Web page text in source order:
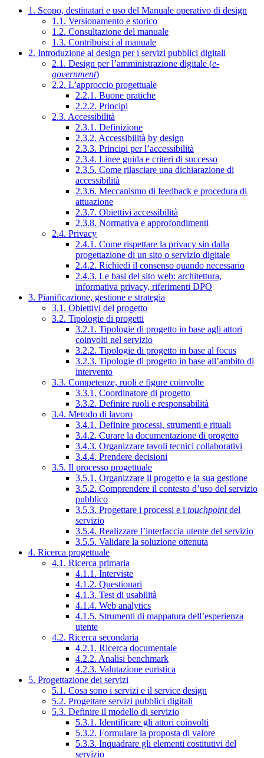
1. Scopo, destinatari e uso del Manuale operativo di design
1.1. Versionamento e storico
1.2. Consultazione del manuale
1.3. Contribuisci al manuale
2. Introduzione al design per i servizi pubblici digitali
2.1. Design per l’amministrazione digitale (e-
government)
2.2. L’approccio progettuale
2.2.1. Buone pratiche
2.2.2. Principi
2.3. Accessibilità
2.3.1. Definizione
2.3.2. Accessibilità by design
2.3.3. Principi per l’accessibilità
2.3.4. Linee guida e criteri di successo
2.3.5. Come rilasciare una dichiarazione di
accessibilità
2.3.6. Meccanismo di feedback e procedura di
attuazione
2.3.7. Obiettivi accessibilità
2.3.8. Normativa e approfondimenti
2.4. Privacy
2.4.1. Come rispettare la privacy sin dalla
progettazione di un sito o servizio digitale
2.4.2. Richiedi il consenso quando necessario
2.4.3. Le basi del sito web: architettura,
informativa privacy, riferimenti DPO
3. Pianificazione, gestione e strategia
3.1. Obiettivi del progetto
3.2. Tipologie di progetti
3.2.1. Tipologie di progetto in base agli attori
coinvolti nel servizio
3.2.2. Tipologie di progetto in base al focus
3.2.3. Tipologie di progetto in base all’ambito di
intervento
3.3. Competenze, ruoli e figure coinvolte
3.3.1. Coordinatore di progetto
3.3.2. Definire ruoli e responsabilità
3.4. Metodo di lavoro
3.4.1. Definire processi, strumenti e rituali
3.4.2. Curare la documentazione di progetto
3.4.3. Organizzare tavoli tecnici collaborativi
3.4.4. Prendere decisioni
3.5. Il processo progettuale
3.5.1. Organizzare il progetto e la sua gestione
3.5.2. Comprendere il contesto d’uso del servizio
pubblico
3.5.3. Progettare i processi e i touchpointdel
servizio
3.5.4. Realizzare l’interfaccia utente del servizio
3.5.5. Validare la soluzione ottenuta
4. Ricerca progettuale
4.1. Ricerca primaria
4.1.1. Interviste
4.1.2. Questionari
4.1.3. Test di usabilità
4.1.4. Web analytics
4.1.5. Strumenti di mappatura dell’esperienza
utente
4.2. Ricerca secondaria
4.2.1. Ricerca documentale
4.2.2. Analisi benchmark
4.2.3. Valutazione euristica
5. Progettazione dei servizi
5.1. Cosa sono i servizi e il service design
5.2. Progettare servizi pubblici digitali
5.3. Definire il modello di servizio
5.3.1. Identificare gli attori coinvolti
5.3.2. Formulare la proposta di valore
5.3.3. Inquadrare gli elementi costitutivi del
servizio